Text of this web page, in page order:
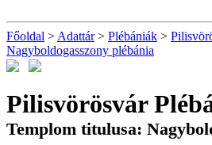
Főoldal > Adattár> Plébániák >
Nagyboldogasszony plébánia
Pilisvörösvár
Templom titulusa: